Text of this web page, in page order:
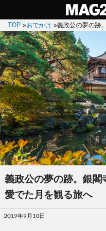
TOP »おでかけ »義政公の夢の跡
義政公の夢の跡。銀閣
愛でた月を観る旅へ
投
稿
2019年9月10日